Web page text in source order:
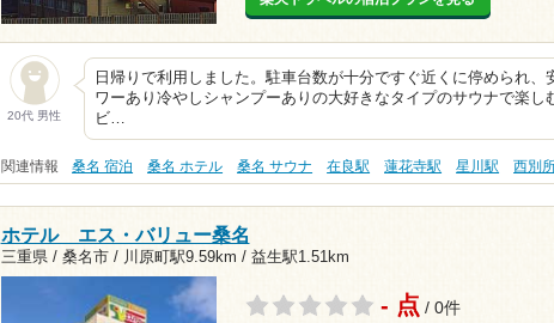
20代 男性
日帰りで利用しました。駐車台数が十分ですぐ近くに停められ、
ワーあり冷やしシャンプーありの大好きなタイプのサウナで楽し
ビ…
関連情報 桑名 宿泊 桑名 ホテル 桑名 サウナ 在良駅 蓮花寺駅 星川駅 西別
ホテル エス・バリュー桑名
三重県 / 桑名市 / 川原町駅9.59km / 益生駅1.51km
- 点 / 0件